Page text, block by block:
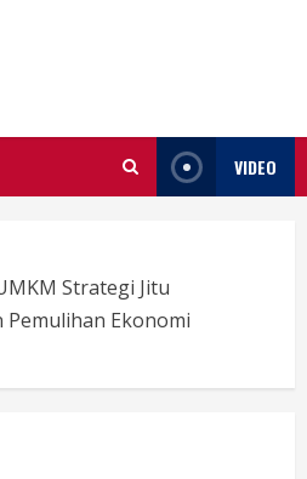
VIDEO
Strategi Jitu
Ekonomi